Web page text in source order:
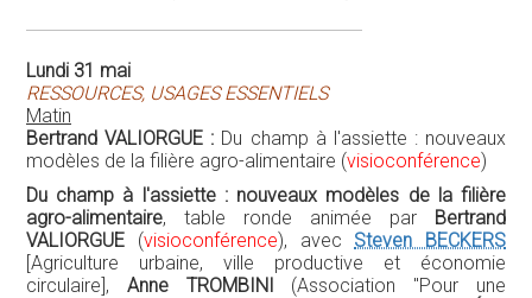
(Ingénieur de recherche à l'INRAE) (visioconférence
Après-midi
Alain GRANDJEAN :L'économie circulaire au service de la
transition énergétique (
Habitat et urbanisme : aménagement et valorisation des
ressources, table ronde avecVincent AUREZ,Franck
FAUCHEUX etJoël NTSONDÉ[Le rôle de l'utopie dans la
dynamique territoriale de l'économie circulaire en Ile-de-
France]